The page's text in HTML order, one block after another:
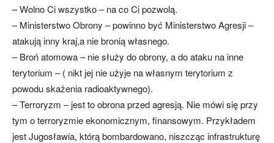
– Wolno Ci wszystko – na co Ci pozwolą.
– Ministerstwo Obrony – powinno być Ministerstwo Agresji –
atakują inny kraj,a nie bronią własnego.
– Broń atomowa – nie służy do obrony, a do ataku na inne
terytorium – ( nikt jej nie użyje na własnym terytorium z
powodu skażenia radioaktywnego).
– Terroryzm – jest to obrona przed agresją. Nie mówi się przy
tym o terroryzmie ekonomicznym, finansowym. Przykładem
jest Jugosławia, którą bombardowano, niszcząc infrastrukturę